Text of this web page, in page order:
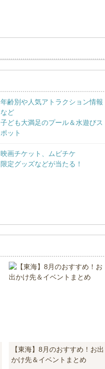
年齢別や人気アトラクション情報
など
子ども大満足のプール＆水遊びス
ポット
映画チケット、ムビチケ
限定グッズなどが当たる！
【東海】8月のおすすめ！お出
かけ先＆イベントまとめ